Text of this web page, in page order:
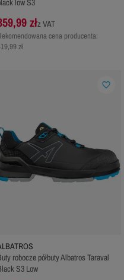
low S3
złz VAT
cena producenta:
zł
robocze półbuty Albatros Taraval
S3 Low
favorite_border